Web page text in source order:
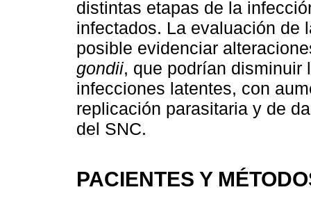
distintas etapas de la
infectados. La evaluación de
posible evidenciar
gondii, que podrían disminuir
infecciones latentes, con
replicación parasitaria y de
del SNC.
PACIENTES Y